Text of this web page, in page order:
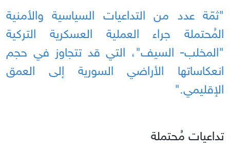
"ثمّة عدد من التداعيات السياسية والأمنية
المُحتملة جراء العملية العسكرية التركية
"المخلب- السيف"، التي قد تتجاوز في حجم
انعكاساتها الأراضي السورية إلى العمق
الإقليمي."
تداعيات مُحتملة